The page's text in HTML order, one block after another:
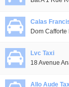
Calas
Dom
Lvc Taxi
18 Avenue
Allo Aude